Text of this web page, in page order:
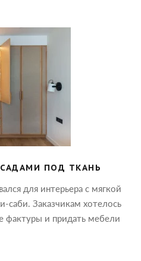
С ФАСАДАМИ ПОД
ПОД ТКАНЬ
для интерьера с мягкой
саби. Заказчикам хотелось
фактуры и придать мебели